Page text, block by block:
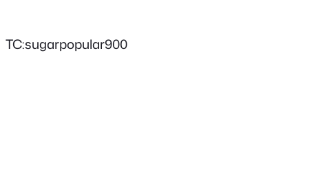
TC:sugarpopular900